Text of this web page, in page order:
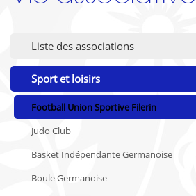
Liste des associations
Sport et loisirs
Football Union Sportive Filerin
Judo Club
Basket Indépendante Germanoise
Boule Germanoise